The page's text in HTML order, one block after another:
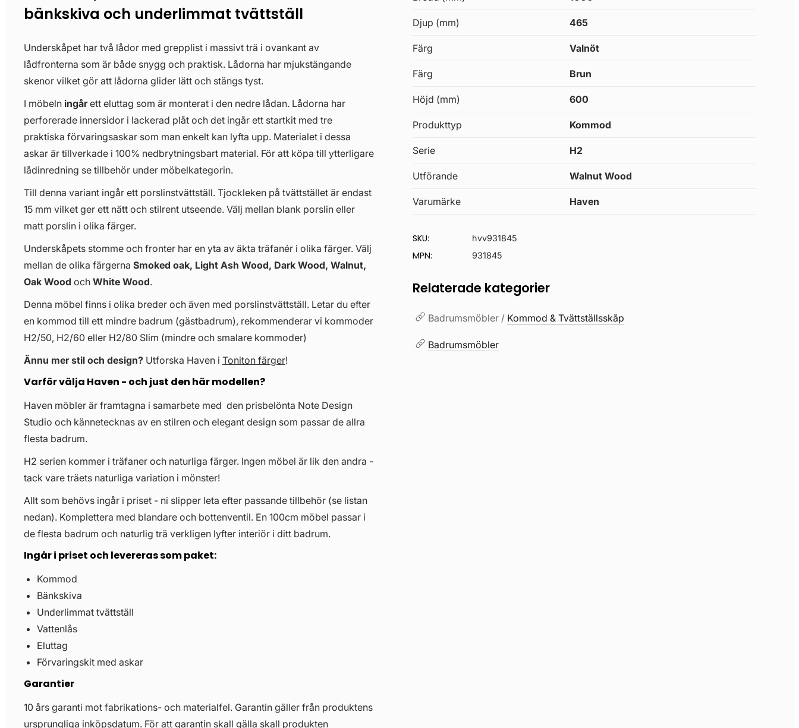
bänkskiva och underlimmat tvättställ
Underskåpet har två lådor med grepplist i massivt trä i ovankant av
lådfronterna som är både snygg och praktisk. Lådorna har mjukstängande
skenor vilket gör att lådorna glider lätt och stängs tyst.
I möbeln ingårett eluttag som är monterat i den nedre lådan. Lådorna har
perforerade innersidor i lackerad plåt och det ingår ett startkit med tre
praktiska förvaringsaskar som man enkelt kan lyfta upp. Materialet i dessa
askar är tillverkade i 100% nedbrytningsbart material. För att köpa till ytterligare
lådinredning se tillbehör under möbelkategorin.
Till denna variant ingår ett porslinstvättställ. Tjockleken på tvättstället är endast
15 mm vilket ger ett nätt och stilrent utseende. Välj mellan blank porslin eller
matt porslin i olika färger.
Underskåpets stomme och fronter har en yta av äkta träfanér i olika färger. Välj
mellan de olika färgerna Smoked oak, Light Ash Wood, Dark Wood, Walnut,
Oak Wood och White Wood.
Denna möbel finns i olika breder och även med porslinstvättställ. Letar du efter
en kommod till ett mindre badrum (gästbadrum), rekommenderar vi kommoder
H2/50, H2/60 eller H2/80 Slim (mindre och smalare kommoder)
Ännu mer stil och design? Utforska Haven i Toniton färger!
Varför välja Haven - och just den här modellen?
Haven möbler är framtagna i samarbete med den prisbelönta Note Design
Studio och kännetecknas av en stilren och elegant design som passar de allra
flesta badrum.
H2 serien kommer i träfaner och naturliga färger. Ingen möbel är lik den andra -
tack vare träets naturliga variation i mönster!
Allt som behövs ingår i priset - ni slipper leta efter passande tillbehör (se listan
nedan). Komplettera med blandare och bottenventil. En 100cm möbel passar i
de flesta badrum och naturlig trä verkligen lyfter interiör i ditt badrum.
Ingår i priset och levereras som paket:
Kommod
Bänkskiva
Underlimmat tvättställ
Vattenlås
Eluttag
Förvaringskit med askar
Garantier
10 års garanti mot fabrikations- och materialfel. Garantin gäller från produktens
ursprungliga inköpsdatum. För att garantin skall gälla skall produkten
Djup (mm) 465
Färg Valnöt
Färg Brun
Höjd (mm) 600
Produkttyp Kommod
Serie H2
Utförande Walnut Wood
Varumärke Haven
SKU: hvv931845
MPN: 931845
Relaterade kategorier
Badrumsmöbler / Kommod & Tvättställsskåp
Badrumsmöbler